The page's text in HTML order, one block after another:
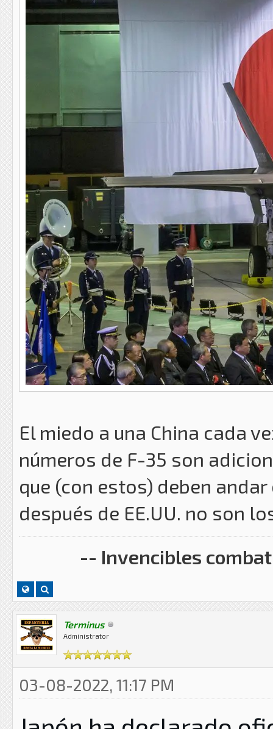
El miedo a una China cada
números de F-35 son
que (con estos) deben
después de EE.UU. no son
-- Invencibles
Terminus
Administrator
03-08-2022, 11:17 PM